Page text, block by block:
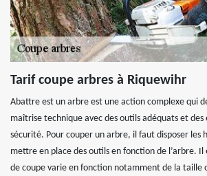
Tarif coupe arbres à Riquewihr
Abattre est un arbre est une action complexe qui
maîtrise technique avec des outils adéquats et des
sécurité. Pour couper un arbre, il faut disposer les
mettre en place des outils en fonction de l’arbre.
de coupe varie en fonction notamment de la taille